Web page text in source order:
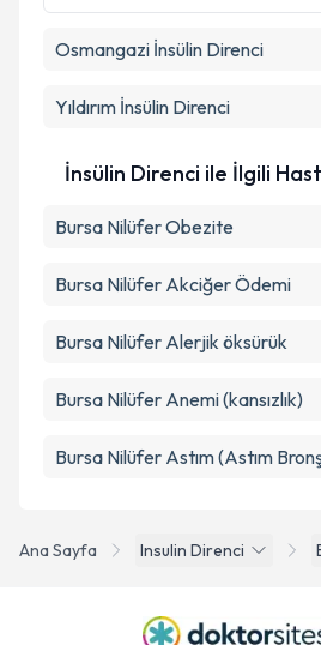
Takvim Talebini
Ana Sayfa Insulin Direnci
Osmangazi İnsülin Direnci
Yıldırım İnsülin Direnci
İnsülin Direnci ile İlgili
Bursa Nilüfer Obezite
Bursa Nilüfer Akciğer Ödemi
Bursa Nilüfer Alerjik öksürük
Bursa Nilüfer Anemi (kansızlık)
Bursa Nilüfer Astım (Astım